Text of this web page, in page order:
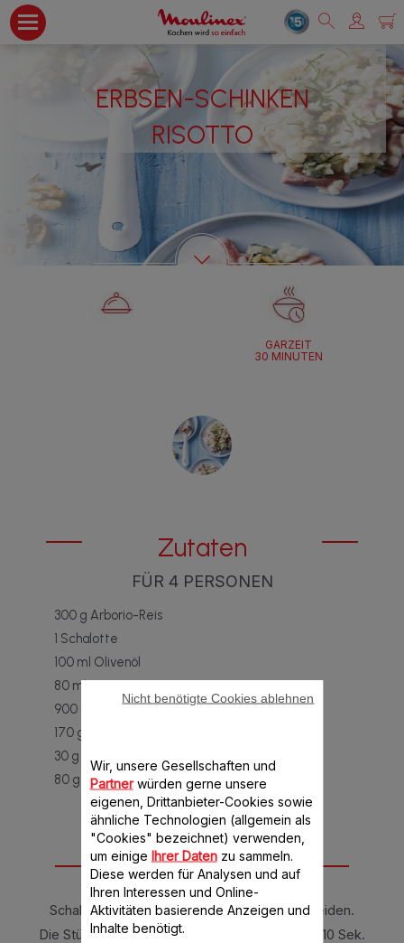
ERBSEN-SCHINKEN
RISOTTO
GARZEIT
30 MINUTEN
Zutaten
FÜR 4 PERSONEN
300 g Arborio-Reis
1 Schalotte
100 ml Olivenöl
80 ml Weißwein
900 ml Hühnerbrühe
170 g Tiefkühlerbsen
30 g geriebener Parmesan
80 g Parmaschinken
Anleitung
Schalotte schälen und in große Stücke schneiden.
Die Stücke in die Küchenmaschine geben und 10 Sek.
Wir, unsere Gesellschaften und
Partnerwürden gerne unsere
eigenen, Drittanbieter-Cookies sowie
ähnliche Technologien (allgemein als
"Cookies" bezeichnet) verwenden,
um einige Ihrer Datenzu sammeln.
Diese werden für Analysen und auf
Ihren Interessen und Online-
Aktivitäten basierende Anzeigen und
Inhalte benötigt.
Nicht benötigte Cookies ablehnen